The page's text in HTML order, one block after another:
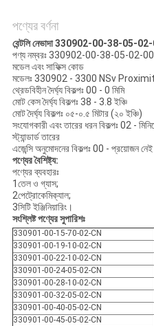
পণ্যের বর্ণনা
বেন্টলি নেভাদা 330902-00-38-05-
পণ্য নম্বরঃ 330902-00-38-05-02-00
মডেল এবং সাফিক্স কোড
মডেলঃ 330902 - 3300 NSv
থ্রেডবিহীন দৈর্ঘ্য বিকল্পঃ 00 - 0 মিমি
মোট কেস দৈর্ঘ্য বিকল্পঃ 38 - 3.8 ইঞ্চি
মোট দৈর্ঘ্য বিকল্পঃ ০৫-০.৫ মিটার (২০ ইঞ্চি)
সংযোগকারী এবং তারের ধরন বিকল্পঃ 02 -
স্ট্যান্ডার্ড তারের
এজেন্সি অনুমোদনের বিকল্পঃ 00 - প্রয়োজন নেই
পণ্যের বৈশিষ্ট্য:
পণ্যের ব্যবহারঃ
1তেল ও গ্যাস;
2পেট্রোকেমিক্যাল;
3সিটি ইঞ্জিনিয়ারিং।
সংশ্লিষ্ট পণ্যের সুপারিশঃ
330901-00-15-70-02-CN
330901-00-19-10-02-CN
330901-00-22-10-02-CN
330901-00-24-05-02-CN
330901-00-28-10-02-CN
330901-00-32-05-02-CN
330901-00-40-05-02-CN
330901-00-45-05-02-CN